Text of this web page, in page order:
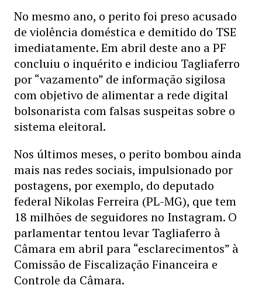
No mesmo ano, o perito foi preso acusado
de violência doméstica e demitido do TSE
imediatamente. Em abril deste ano a PF
concluiu o inquérito e indiciou Tagliaferro
por “vazamento” de informação sigilosa
com objetivo de alimentar a rede digital
bolsonarista com falsas suspeitas sobre o
sistema eleitoral.
Nos últimos meses, o perito bombou ainda
mais nas redes sociais, impulsionado por
postagens, por exemplo, do deputado
federal Nikolas Ferreira (PL-MG), que tem
18 milhões de seguidores no Instagram. O
parlamentar tentou levar Tagliaferro à
Câmara em abril para “esclarecimentos” à
Comissão de Fiscalização Financeira e
Controle da Câmara.